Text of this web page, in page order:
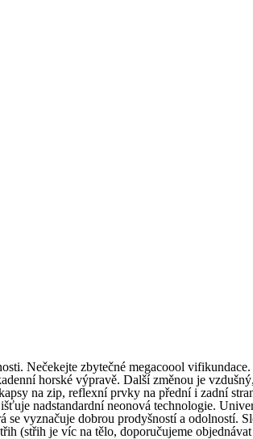
Nečekejte zbytečné megacoool
horské výpravě. Další změnou je
na zip, reflexní prvky na přední i zadní
nadstandardní neonová technologie.
vyznačuje dobrou prodyšností a odolností.
(střih je víc na tělo, doporučujeme